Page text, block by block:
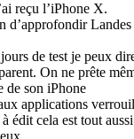
reçu l’iPhone X.
d’approfondir
de test je peux
On ne prête
de son iPhone
applications
édit cela est tout